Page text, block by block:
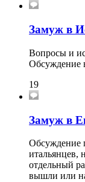
Замуж в
Вопросы и
Обсуждение
19
Замуж в
Обсуждение
итальянцев,
отдельный
вышли или